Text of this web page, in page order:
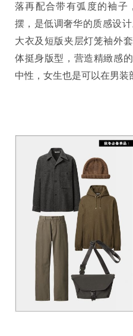
落再配合带有弧度的袖子
摆，是低调奢华的质感设
大衣及短版夹层灯笼袖外
体挺身版型，营造精緻感
中性，女生也是可以在男装